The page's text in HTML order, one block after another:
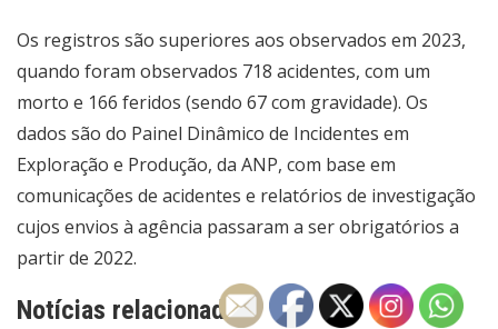
Os registros são superiores aos observados em 2023,
quando foram observados 718 acidentes, com um
morto e 166 feridos (sendo 67 com gravidade). Os
dados são do Painel Dinâmico de Incidentes em
Exploração e Produção, da ANP, com base em
comunicações de acidentes e relatórios de investigação
cujos envios à agência passaram a ser obrigatórios a
partir de 2022.
Notícias relacionadas: